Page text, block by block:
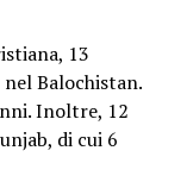
13
Balochistan.
Inoltre, 12
di cui 6